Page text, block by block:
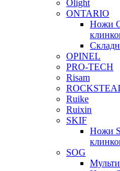
Olight
ONTARIO
Ножи
OPINEL
PRO-TECH
Risam
Ruike
Ruixin
SKIF
Ножи
SOG